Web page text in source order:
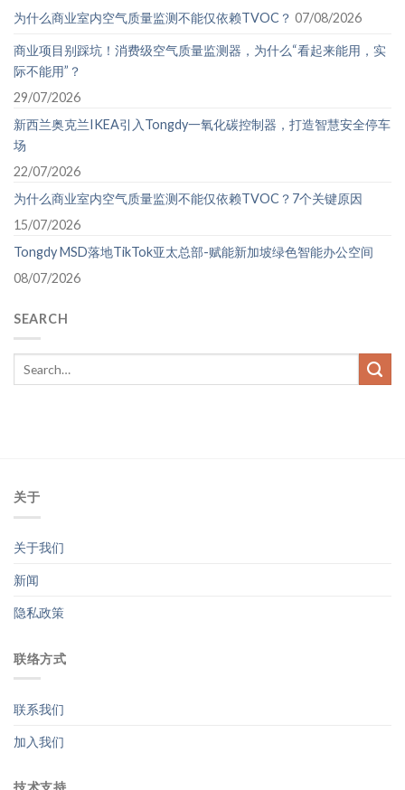
为什么商业室内空气质量监测不能仅依赖TVOC？ 07/08/2026
商业项目别踩坑！消费级空气质量监测器，为什么“看起来能用，实
际不能用”？
29/07/2026
新西兰奥克兰IKEA引入Tongdy一氧化碳控制器，打造智慧安全停车
场
22/07/2026
为什么商业室内空气质量监测不能仅依赖TVOC？7个关键原因
15/07/2026
Tongdy MSD落地TikTok亚太总部-赋能新加坡绿色智能办公空间
08/07/2026
SEARCH
关于
关于我们
新闻
隐私政策
联络方式
联系我们
加入我们